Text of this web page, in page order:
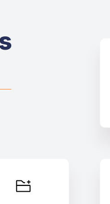
Gestion de
Projet